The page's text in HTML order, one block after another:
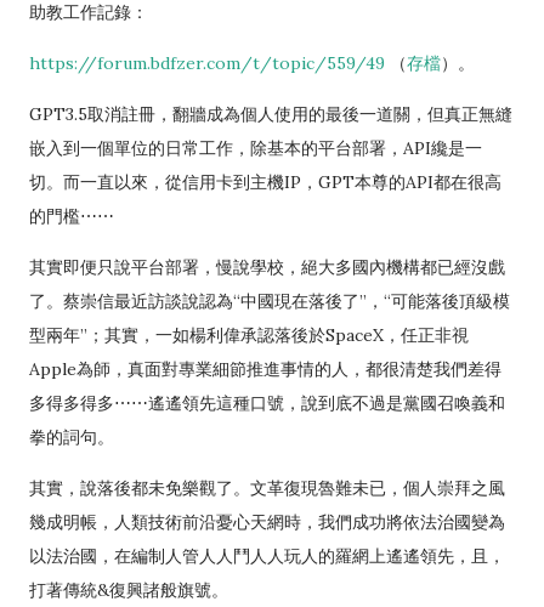
助教工作記錄：
https://forum.bdfzer.com/t/topic/559/49 （存檔）。
GPT3.5取消註冊，翻牆成為個人使用的最後一道關，但真正無縫
嵌入到一個單位的日常工作，除基本的平台部署，API纔是一
切。而一直以來，從信用卡到主機IP，GPT本尊的API都在很高
的門檻⋯⋯
其實即便只說平台部署，慢說學校，絕大多國內機構都已經沒戲
了。蔡崇信最近訪談說認為“中國現在落後了”，“可能落後頂級模
型兩年”；其實，一如楊利偉承認落後於SpaceX，任正非視
Apple為師，真面對專業細節推進事情的人，都很清楚我們差得
多得多得多⋯⋯遙遙領先這種口號，說到底不過是黨國召喚義和
拳的詞句。
其實，說落後都未免樂觀了。文革復現魯難未已，個人崇拜之風
幾成明帳，人類技術前沿憂心天網時，我們成功將依法治國變為
以法治國，在編制人管人人鬥人人玩人的羅網上遙遙領先，且，
打著傳統&復興諸般旗號。